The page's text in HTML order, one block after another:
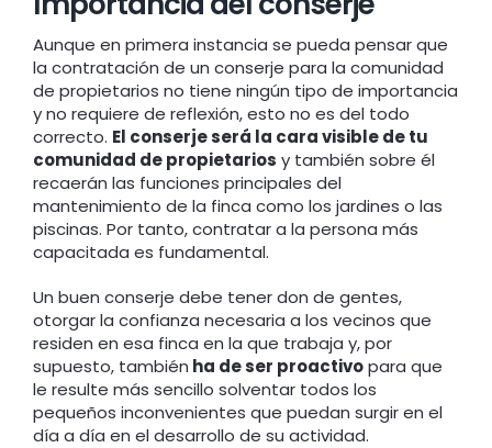
Aunque en primera instancia se pueda pensar que
la contratación de un conserje para la comunidad
de propietarios no tiene ningún tipo de importancia
y no requiere de reflexión, esto no es del todo
correcto. El conserje será la cara visible de tu
comunidad de propietarios y también sobre él
recaerán las funciones principales del
mantenimiento de la finca como los jardines o las
piscinas. Por tanto, contratar a la persona más
capacitada es fundamental.
Un buen conserje debe tener don de gentes,
otorgar la confianza necesaria a los vecinos que
residen en esa finca en la que trabaja y, por
supuesto, también ha de ser proactivopara que
le resulte más sencillo solventar todos los
pequeños inconvenientes que puedan surgir en el
día a día en el desarrollo de su actividad.